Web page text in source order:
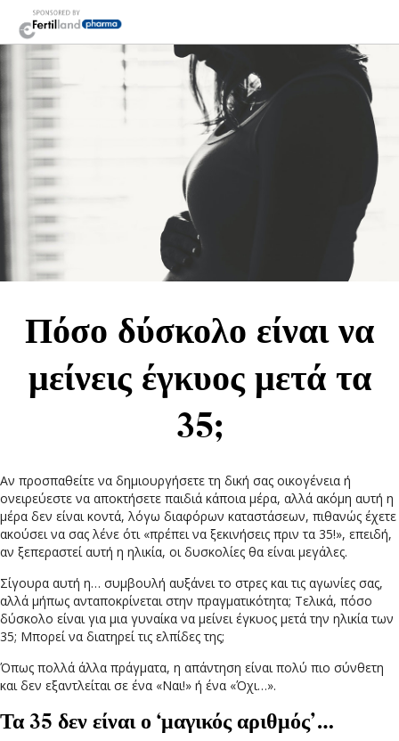
Πόσο δύσκολο είναι να
μείνεις έγκυος μετά τα
35;
Αν προσπαθείτε να δημιουργήσετε τη δική σας οικογένεια ή
ονειρεύεστε να αποκτήσετε παιδιά κάποια μέρα, αλλά ακόμη αυτή η
μέρα δεν είναι κοντά, λόγω διαφόρων καταστάσεων, πιθανώς έχετε
ακούσει να σας λένε ότι «πρέπει να ξεκινήσεις πριν τα 35!», επειδή,
αν ξεπεραστεί αυτή η ηλικία, οι δυσκολίες θα είναι μεγάλες.
Σίγουρα αυτή η… συμβουλή αυξάνει το στρες και τις αγωνίες σας,
αλλά μήπως ανταποκρίνεται στην πραγματικότητα; Τελικά, πόσο
δύσκολο είναι για μια γυναίκα να μείνει έγκυος μετά την ηλικία των
35; Μπορεί να διατηρεί τις ελπίδες της;
Όπως πολλά άλλα πράγματα, η απάντηση είναι πολύ πιο σύνθετη
και δεν εξαντλείται σε ένα «Ναι!» ή ένα «Όχι…».
Τα 35 δεν είναι ο ‘μαγικός αριθμός’…